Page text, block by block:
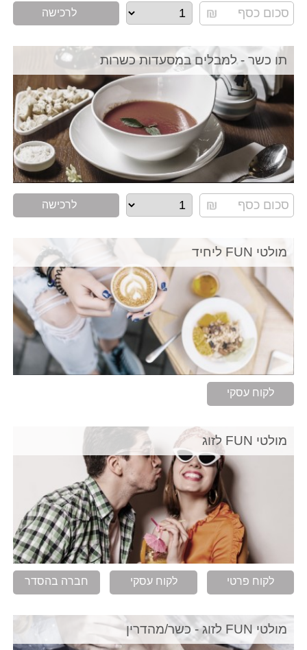
לרכישה
תו כשר - למבלים במסעדות כשרות
לרכישה
מולטי FUN ליחיד
לקוח עסקי
מולטי FUN לזוג
לקוח פרטי לקוח עסקי חברה בהסדר
מולטי FUN לזוג - כשר/מהדרין